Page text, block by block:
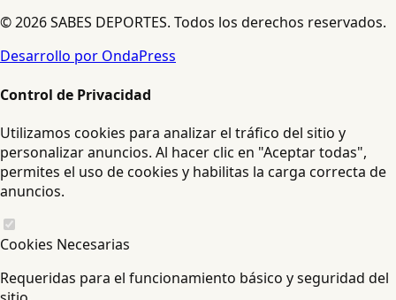
© 2026 SABES DEPORTES. Todos los derechos reservados.
Desarrollo por OndaPress
Control de Privacidad
Utilizamos cookies para analizar el tráfico del sitio y
personalizar anuncios. Al hacer clic en "Aceptar todas",
permites el uso de cookies y habilitas la carga correcta de
anuncios.
Cookies Necesarias
Requeridas para el funcionamiento básico y seguridad del